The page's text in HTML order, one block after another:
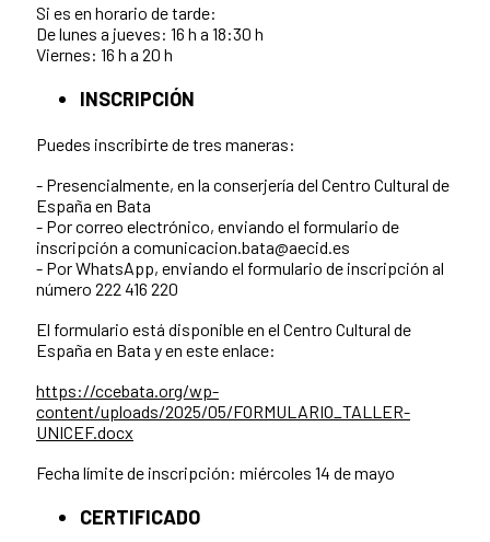
Si es en horario de tarde:
De lunes a jueves: 16 h a 18:30 h
Viernes: 16 h a 20 h
INSCRIPCIÓN
Puedes inscribirte de tres maneras:
- Presencialmente, en la conserjería del Centro Cultural de
España en Bata
- Por correo electrónico, enviando el formulario de
inscripción a comunicacion.bata@aecid.es
- Por WhatsApp, enviando el formulario de inscripción al
número 222 416 220
El formulario está disponible en el Centro Cultural de
España en Bata y en este enlace:
https://ccebata.org/wp-
content/uploads/2025/05/FORMULARIO_TALLER-
UNICEF.docx
Fecha límite de inscripción: miércoles 14 de mayo
CERTIFICADO